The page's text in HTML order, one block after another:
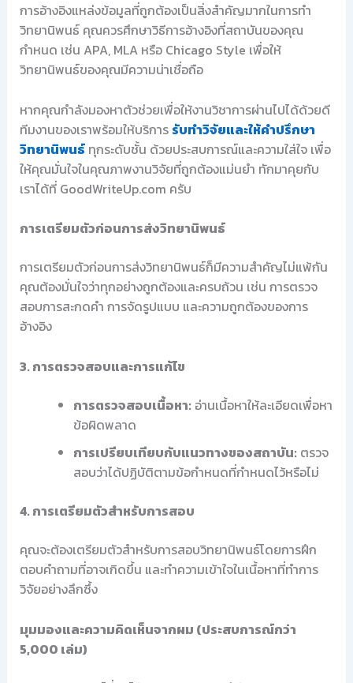
การอ้างอิงแหล่งข้อมูลที่ถูกต้องเป็นสิ่งสำคัญมากในการทำ
วิทยานิพนธ์ คุณควรศึกษาวิธีการอ้างอิงที่สถาบันของคุณ
กำหนด เช่น APA, MLA หรือ Chicago Style เพื่อให้
วิทยานิพนธ์ของคุณมีความน่าเชื่อถือ
หากคุณกำลังมองหาตัวช่วยเพื่อให้งานวิชาการผ่านไปได้ด้วยดี
ทีมงานของเราพร้อมให้บริการ รับทำวิจัยและให้คำปรึกษา
วิทยานิพนธ์ทุกระดับชั้น ด้วยประสบการณ์และความใส่ใจ เพื่อ
ให้คุณมั่นใจในคุณภาพงานวิจัยที่ถูกต้องแม่นยำ ทักมาคุยกับ
เราได้ที่ GoodWriteUp.com ครับ
การเตรียมตัวก่อนการส่งวิทยานิพนธ์
การเตรียมตัวก่อนการส่งวิทยานิพนธ์ก็มีความสำคัญไม่แพ้กัน
คุณต้องมั่นใจว่าทุกอย่างถูกต้องและครบถ้วน เช่น การตรวจ
สอบการสะกดคำ การจัดรูปแบบ และความถูกต้องของการ
อ้างอิง
3. การตรวจสอบและการแก้ไข
การตรวจสอบเนื้อหา: อ่านเนื้อหาให้ละเอียดเพื่อหา
ข้อผิดพลาด
การเปรียบเทียบกับแนวทางของสถาบัน: ตรวจ
สอบว่าได้ปฏิบัติตามข้อกำหนดที่กำหนดไว้หรือไม่
4. การเตรียมตัวสำหรับการสอบ
คุณจะต้องเตรียมตัวสำหรับการสอบวิทยานิพนธ์โดยการฝึก
ตอบคำถามที่อาจเกิดขึ้น และทำความเข้าใจในเนื้อหาที่ทำการ
วิจัยอย่างลึกซึ้ง
มุมมองและความคิดเห็นจากผม (ประสบการณ์กว่า
5,000 เล่ม)